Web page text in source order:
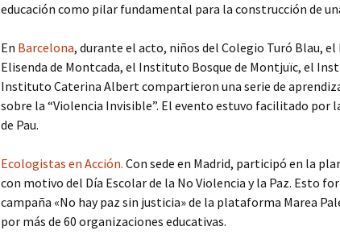
educación como pilar fundamental para la construcción de
En Barcelona, durante el acto, niños del Colegio Turó Blau,
Elisenda de Montcada, el Instituto Bosque de Montjuïc, el
Instituto Caterina Albert compartieron una serie de
sobre la “Violencia Invisible”. El evento estuvo facilitado por
de Pau.
Ecologistas en Acción.Con sede en Madrid, participó en la
con motivo del Día Escolar de la No Violencia y la Paz. Esto
campaña «No hay paz sin justicia» de la plataforma Marea
por más de 60 organizaciones educativas.